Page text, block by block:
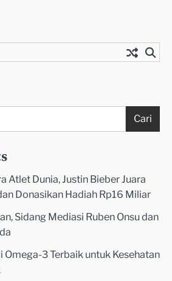
Cari
Atlet Dunia, Justin Bieber Juara
Donasikan Hadiah Rp16 Miliar
Sidang Mediasi Ruben Onsu dan
Omega-3 Terbaik untuk Kesehatan